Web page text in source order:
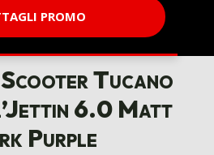
PROMO
Tucano
6.0 Matt
Purple